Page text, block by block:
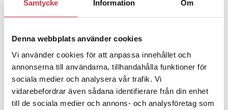
Samtycke Information Om
Denna webbplats använder cookies
Vi använder cookies för att anpassa innehållet och
annonserna till användarna, tillhandahålla funktioner för
sociala medier och analysera vår trafik. Vi
vidarebefordrar även sådana identifierare från din enhet
till de sociala medier och annons- och analysföretag som
polisaspiranter underkänns på
Jens Mårtensson:Snart 20 år i tjänst – nu
ska han lära sig grunderna
4 juni 2026